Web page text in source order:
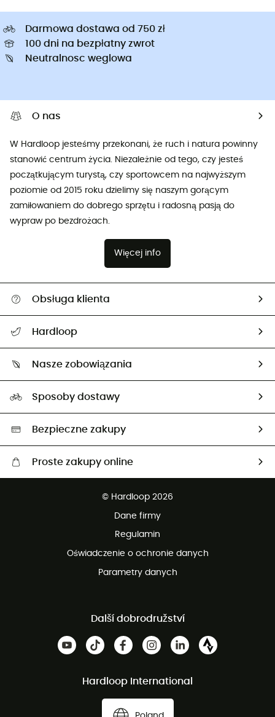
Darmowa dostawa od 750 zł
100 dni na bezpłatny zwrot
Neutralnosc weglowa
O nas
W Hardloop jesteśmy przekonani, że ruch i natura powinny
stanowić centrum życia. Niezależnie od tego, czy jesteś
początkującym turystą, czy sportowcem na najwyższym
poziomie od 2015 roku dzielimy się naszym gorącym
zamiłowaniem do dobrego sprzętu i radosną pasją do
wypraw po bezdrożach.
Więcej info
Obsługa klienta
Śledzenie przesyłki
Zwrot artykułów i zwrot środków
Hardloop
Nasze zobowiązania
Neutralność węglowa
Wybrane produkty eko
Sposoby dostawy
Bezpieczne zakupy
Proste zakupy online
© Hardloop 2026
Dane firmy
Regulamin
Oświadczenie o ochronie danych
Parametry danych
Další dobrodružství
Hardloop International